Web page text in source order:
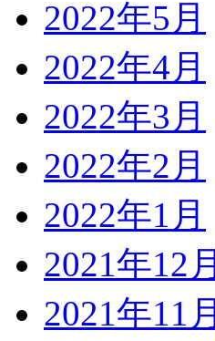
2022年5月
2022年4月
2022年3月
2022年2月
2022年1月
2021年12月
2021年11月